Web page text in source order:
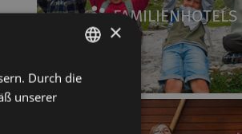
FAMILIENHOTELS
ITALIAN
×
Durch die
unserer